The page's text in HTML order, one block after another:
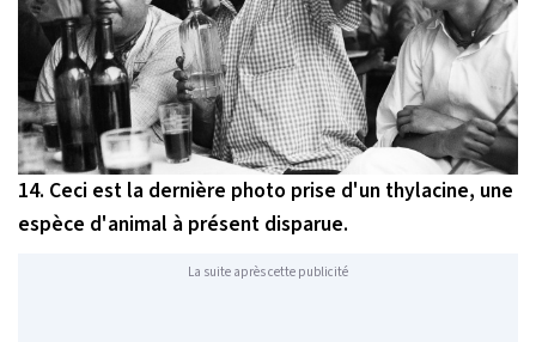
14. Ceci est la dernière photo prise d'un thylacine, une
espèce d'animal à présent disparue.
La suite après cette publicité